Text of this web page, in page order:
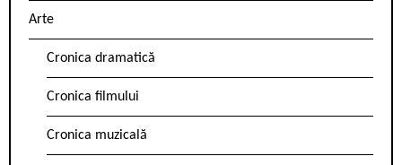
Arte
Cronica dramatică
Cronica filmului
Cronica muzicală